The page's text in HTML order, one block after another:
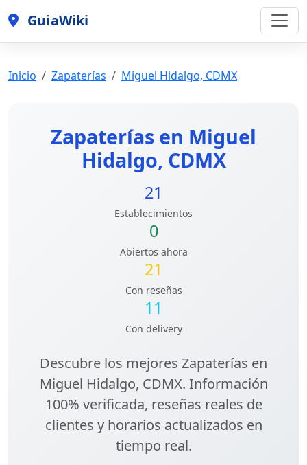
GuiaWiki
Inicio Zapaterías Miguel Hidalgo, CDMX
Zapaterías en Miguel
Hidalgo, CDMX
21
Establecimientos
0
Abiertos ahora
21
Con reseñas
11
Con delivery
Descubre los mejores Zapaterías en
Miguel Hidalgo, CDMX. Información
100% verificada, reseñas reales de
clientes y horarios actualizados en
tiempo real.